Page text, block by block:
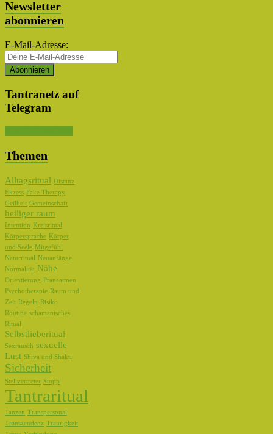
Newsletter
abonnieren
E-Mail-Adresse:
Tantranetz auf
Telegram
Themen
Alltagsritual Distanz
Ekzess Fake Therapy
Geilheit Gemeinschaft
heiliger raum
Intention
Kreisritual
Körpersprache Körper
und Seele Mitgefühl
Naturritual Neuanfänge
Normalität Nähe
Orientierung
Pranaatmen
Psychotherapie Raum und
Zeit Regeln
Risiko
Routine schamanisches
Ritual
Selbstlieberitual
Sexrausch sexuelle
Lust Shiva und Shakti
Sicherheit
Stellvertreter Stopp
Tantraritual
Tanzen Transpersonal
Transzendenz Traurigkeit